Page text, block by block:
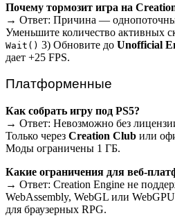
Почему тормозит игра на
→ Ответ: Причина —
Уменьшите количество активных
Wait() 3) Обновите до Unofficial
дает +25 FPS.
Платформенные
Как собрать игру под PS5?
→ Ответ: Невозможно без
Только через Creation Club или
Моды ограничены 1 ГБ.
Какие ограничения для веб-
→ Ответ: Creation Engine не
WebAssembly, WebGL или
для браузерных RPG.